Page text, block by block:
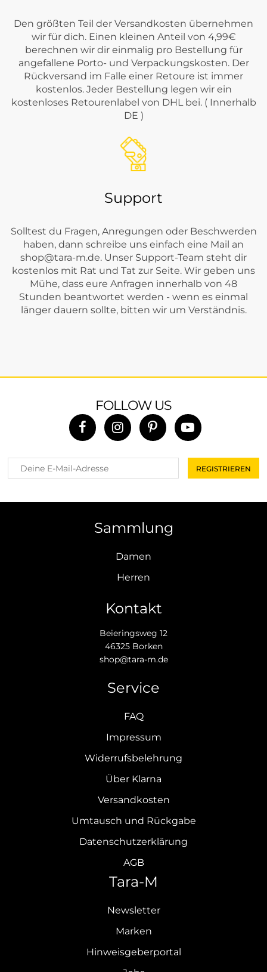
Den größten Teil der Versandkosten übernehmen
wir für dich. Einen kleinen Anteil von 4,99€
berechnen wir dir einmalig pro Bestellung für
angefallene Porto- und Verpackungskosten. Der
Rückversand im Falle einer Retoure ist immer
kostenlos. Jeder Bestellung legen wir ein
kostenloses Retourenlabel von DHL bei. ( Innerhalb
DE )
Support
Solltest du Fragen, Anregungen oder Beschwerden
haben, dann schreibe uns einfach eine Mail an
shop@tara-m.de. Unser Support-Team steht dir
kostenlos mit Rat und Tat zur Seite. Wir geben uns
Mühe, dass eure Anfragen innerhalb von 48
Stunden beantwortet werden - wenn es einmal
länger dauern sollte, bitten wir um Verständnis.
FOLLOW US
Sammlung
Damen
Herren
Kontakt
Beieringsweg 12
46325 Borken
shop@tara-m.de
Service
FAQ
Impressum
Widerrufsbelehrung
Über Klarna
Versandkosten
Umtausch und Rückgabe
Datenschutzerklärung
AGB
Tara-M
Newsletter
Marken
Hinweisgeberportal